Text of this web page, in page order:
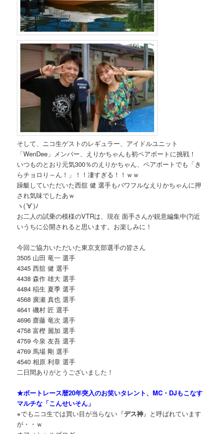
そして、ニコ生ゲストのレギュラー、アイドルユニット
「WenDee」メンバー、えりかちゃんも初ペアボートに挑戦！
いつものとおり元気300％のえりかちゃん、ペアボートでも「き
らチョロり～ん！」！！凄すぎる！！ｗｗ
躁艇していただいた西舘 健 選手もパワフルなえりかちゃんに押
され気味でしたあｗ
ヽ(´∀`)ﾉ
お二人の試乗の模様のVTRは、現在 面手さんが鋭意編集中(?)近
いうちに公開されると思います。お楽しみに！
今回ご協力いただいた東京支部選手の皆さん
3505 山田 竜一 選手
4345 西舘 健 選手
4438 森作 雄大 選手
4484 稲生 夏季 選手
4568 廣瀬 真也 選手
4641 磯村 匠 選手
4696 齋藤 竜次 選手
4758 富樫 麗加 選手
4759 今泉 友吾 選手
4769 馬場 剛 選手
4540 相原 利章 選手
二日間ありがとうございました！
★ボートレース暦20年突入のお笑いタレント、MC・DJもこなす
マルチな「こんせいそん」
※でもニコ生では買い目が当らない『デス神』と呼ばれています
が・・ｗ